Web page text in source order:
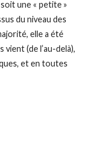
soit une « petite »
du niveau des
elle a été
(de l’au-delà),
et en toutes